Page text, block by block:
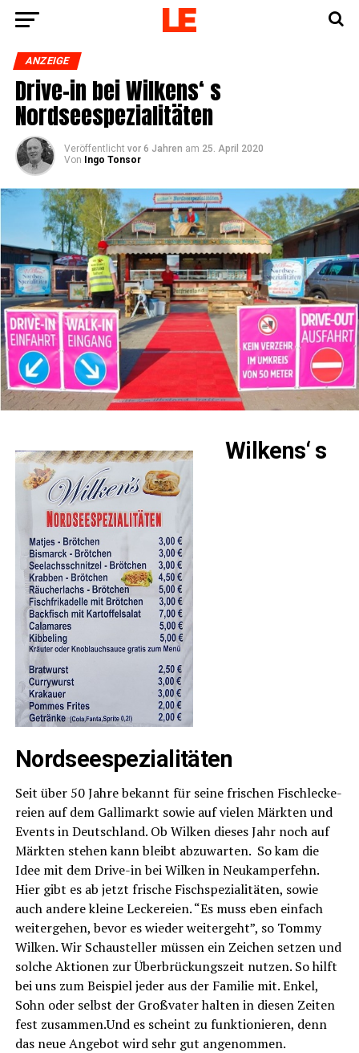
ANZEIGE
Dri­ve-in bei Wil­kens‘ s
Nordseespezialitäten
Veröffentlicht vor 6 Jahren am 25. April 2020
Von
Ingo Tonsor
Wil­kens‘ s
Nordseespezialitäten
Seit über 50 Jah­re bekannt für sei­ne fri­schen Fischle­cke­
rei­en auf dem Gal­li­markt sowie auf vie­len Märk­ten und
Events in Deutsch­land. Ob Wil­ken die­ses Jahr noch auf
Märk­ten ste­hen kann bleibt abzu­war­ten. So kam die
Idee mit dem Dri­ve-in bei Wil­ken in Neu­kam­per­fehn.
Hier gibt es ab jetzt fri­sche Fisch­spe­zia­li­tä­ten, sowie
auch ande­re klei­ne Lecke­rei­en. “Es muss eben ein­fach
wei­ter­ge­hen, bevor es wie­der wei­ter­geht”, so Tom­my
Wil­ken. Wir Schau­stel­ler müs­sen ein Zei­chen set­zen und
sol­che Aktio­nen zur Über­brü­ckungs­zeit nut­zen. So hilft
bei uns zum Bei­spiel jeder aus der Fami­lie mit. Enkel,
Sohn oder selbst der Groß­va­ter hal­ten in die­sen Zei­ten
fest zusammen.Und es scheint zu funk­tio­nie­ren, denn
das neue Ange­bot wird sehr gut angenommen.